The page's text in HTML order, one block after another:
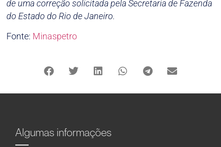
de uma correção solicitada pela Secretaria de Fazenda
do Estado do Rio de Janeiro.
Fonte: Minaspetro
Algumas informações